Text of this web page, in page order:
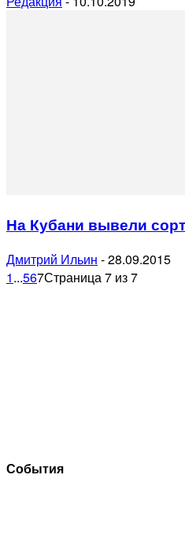
На Кубани вывели
Дмитрий Ильин -28.09.2015
1...567Страница 7 из 7
События